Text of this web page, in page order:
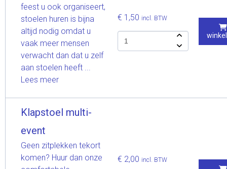
feest u ook organiseert,
stoelen huren is bijna
altijd nodig omdat u
vaak meer mensen
verwacht dan dat u zelf
aan stoelen heeft ...
Lees meer
€ 1,50 incl. BTW
Klapstoel multi-
event
Geen zitplekken tekort
komen? Huur dan onze
€ 2,00 incl. BTW